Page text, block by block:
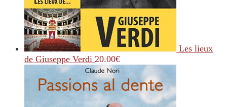
Les lieux
de Giuseppe Verdi 20.00€